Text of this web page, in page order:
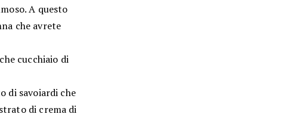
A questo
che avrete
cucchiaio di
di savoiardi che
di crema di